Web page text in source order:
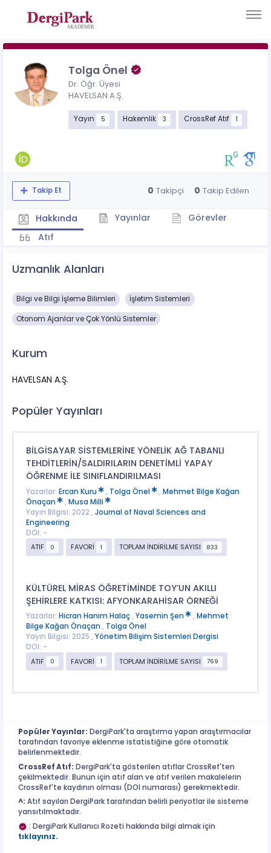
Tolga Önel
Dr. Öğr. Üyesi
HAVELSAN A.Ş.
Yayın 5 Hakemlik 3 CrossRef Atıf 1
Takip Et 0 Takipçi 0 Takip Edilen
Hakkında Yayınlar
Görevler
Atıf
Uzmanlık Alanları
Bilgi ve Bilgi İşleme Bilimleri İşletim Sistemleri
Otonom Ajanlar ve Çok Yönlü Sistemler
Kurum
HAVELSAN A.Ş.
Popüler Yayınları
BİLGİSAYAR SİSTEMLERİNE YÖNELİK AĞ TABANLI
TEHDİTLERİN/SALDIRILARIN DENETİMLİ YAPAY
ÖĞRENME İLE SINIFLANDIRILMASI
Yazarlar: Ercan Kuru , Tolga Önel , Mehmet Bilge Kağan
Önaçan
, Musa Milli
Yayın Bilgisi: 2022 , Journal of Naval Sciences and
Engineering
DOI: -
ATIF
0 FAVORİ 1 TOPLAM İNDİRİLME SAYISI 833
KÜLTÜREL MİRAS ÖĞRETİMİNDE TOY’UN AKILLI
ŞEHİRLERE KATKISI: AFYONKARAHİSAR ÖRNEĞİ
Yazarlar: Hicran Hanım Halaç, Yasemin Şen , Mehmet
Bilge Kağan Önaçan , Tolga Önel
Yayın Bilgisi: 2025 , Yönetim Bilişim Sistemleri Dergisi
DOI: -
ATIF
0 FAVORİ 1 TOPLAM İNDİRİLME SAYISI 769
Popüler Yayınlar: DergiPark'ta araştırma yapan araştırmacılar
tarafından favoriye eklenme istatistiğine göre otomatik
belirlenmektedir.
CrossRef Atıf: DergiPark'ta gösterilen atıflar CrossRef'ten
çekilmektedir. Bunun için atıf alan ve atıf verilen makalelerin
CrossRef'te kaydının olması (DOI numarası) gerekmektedir.
^: Atıf sayıları DergiPark tarafından belirli periyotlar ile sisteme
yansıtılmaktadır.
: DergiPark Kullanıcı Rozeti hakkında bilgi almak için
tıklayınız.